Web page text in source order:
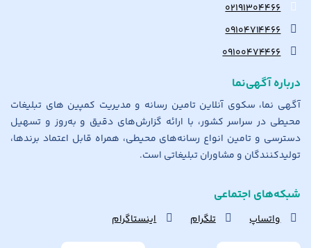
۰۲۱۹۱۳۰۴۴۶۶
۰۹۱۰۴۷۱۴۴۶۶
۰۹۱۰۰۴۷۴۴۶۶
درباره آگهی‌نما
آگهی نما، سکوی آنلاین تامین رسانه و مدیریت کمپین های تبلیغات
محیطی در سراسر کشور، با ارائه گزارش‌های دقیق و به‌روز و تسهیل
دسترسی و تامین انواع رسانه‌های محیطی، همراه قابل اعتماد برندها،
تولیدکنندگان و مشاوران تبلیغاتی است.
شبکه‌های اجتماعی
واتساپ تلگرام اینستاگرام